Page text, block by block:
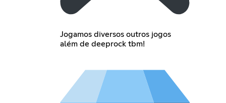
Jogamos diversos outros jogos
além de deeprock tbm!